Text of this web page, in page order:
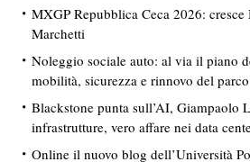
MXGP Repubblica Ceca 2026:
Marchetti
Noleggio sociale auto: al via il piano
mobilità, sicurezza e rinnovo del
Blackstone punta sull’AI, Giampaolo
infrastrutture, vero affare nei data
Online il nuovo blog dell’Università